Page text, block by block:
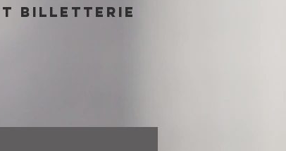
billetterie